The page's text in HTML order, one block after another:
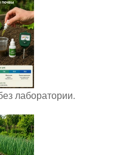
лаборатории.